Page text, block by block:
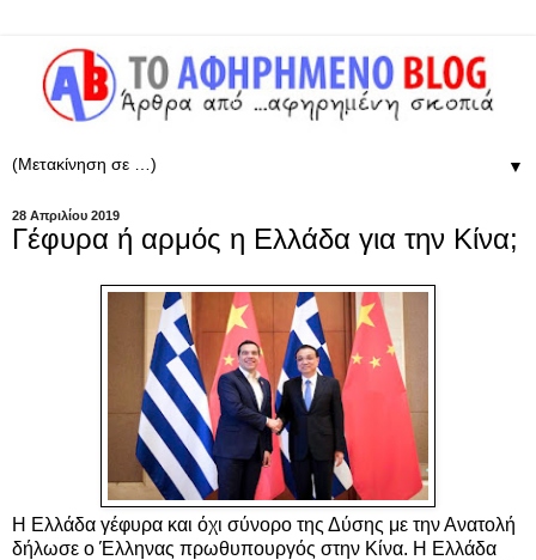
▼
28 Απριλίου 2019
Γέφυρα ή αρμός η Ελλάδα για την Κίνα;
Η Ελλάδα γέφυρα και όχι σύνορο της Δύσης με την Ανατολή
δήλωσε ο Έλληνας πρωθυπουργός στην Κίνα. Η Ελλάδα